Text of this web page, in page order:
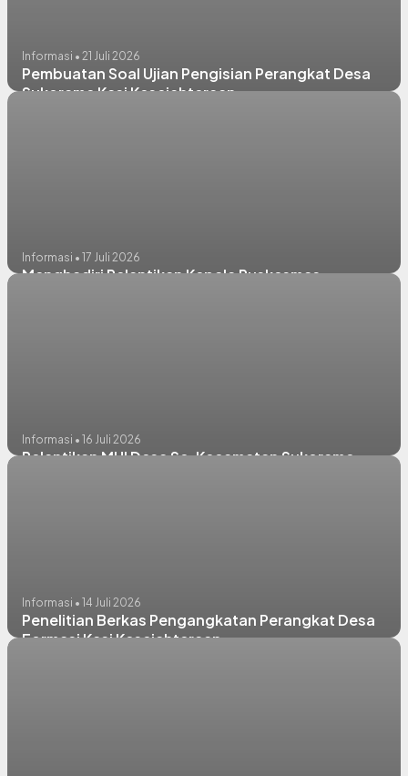
Informasi • 21 Juli 2026
Pembuatan Soal Ujian Pengisian Perangkat Desa
Sukorame Kasi Kesejahteraan
Informasi • 17 Juli 2026
Menghadiri Pelantikan Kepala Puskesmas
Informasi • 16 Juli 2026
Pelantikan MUI Desa Se-Kecamatan Sukorame
Informasi • 14 Juli 2026
Penelitian Berkas Pengangkatan Perangkat Desa
Formasi Kasi Kesejahteraan